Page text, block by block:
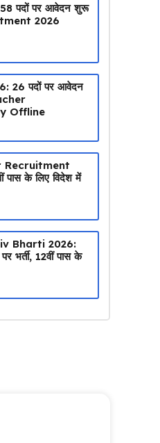
58 पदों पर आवेदन शुरू
2026
26 पदों पर आवेदन
Offline
Recruitment
पास के लिए विदेश में
Bharti 2026:
भर्ती, 12वीं पास के